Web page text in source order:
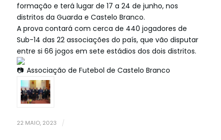
formação e terá lugar de 17 a 24 de junho, nos
distritos da Guarda e Castelo Branco.
A prova contará com cerca de 440 jogadores de
Sub-14 das 22 associações do país, que vão disputar
entre si 66 jogos em sete estádios dos dois distritos.
Associação de Futebol de Castelo Branco
22 MAIO, 2023 /